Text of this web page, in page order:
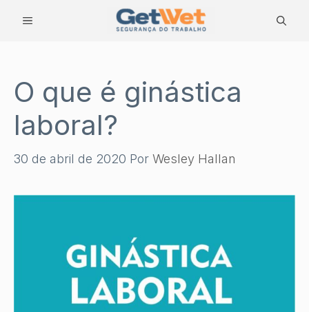
para
MENU
O que é ginástica
laboral?
30 de abril de 2020 Por Wesley Hallan